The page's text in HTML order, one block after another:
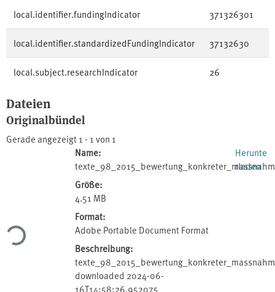
local.identifier.fundingIndicator 371326301
local.identifier.standardizedFundingIndicator 37132630
local.subject.researchIndicator 26
Dateien
Originalbündel
Gerade angezeigt1 - 1 von 1
Lade...
Name:
Größe:
4.51 MB
Format:
Adobe Portable Document Format
Beschreibung:
downloaded 2024-06-
16T14:58:26.952075
Herunte
rladen